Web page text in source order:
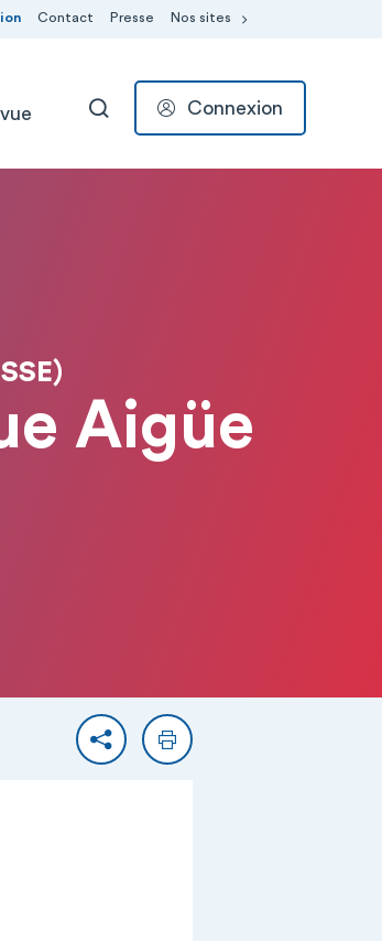
Contact Presse Nos sites
RECHERCHER
Connexion
Aigüe
PartagerImprimer